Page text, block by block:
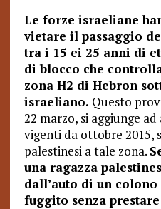
Le forze israeliane
vietare il passaggio
tra i 15 ei 25 anni di
di blocco che
zona H2 di Hebron
israeliano. Questo
22 marzo, si aggiunge
vigenti da ottobre 2015,
palestinesi a tale zona.
una ragazza
dall’auto di un
fuggito senza